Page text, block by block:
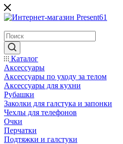
Каталог
Аксессуары
Аксессуары по уходу за телом
Аксессуары для кухни
Рубашки
Заколки для галстука и запонки
Чехлы для телефонов
Очки
Перчатки
Подтяжки и галстуки